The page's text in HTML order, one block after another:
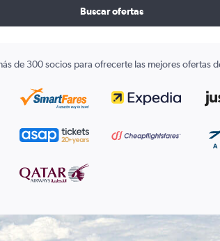
Buscar ofertas
de 300 socios para ofrecerte las mejores ofertas